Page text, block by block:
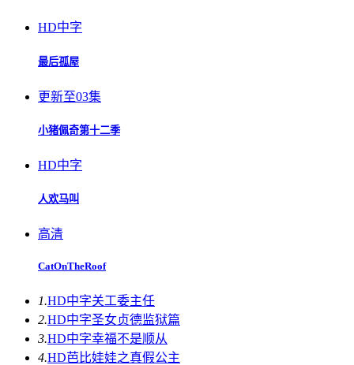
HD中字
最后孤屋
更新至03集
小猪佩奇第十二季
HD中字
人欢马叫
高清
CatOnTheRoof
1.HD中字关工委主任
2.HD中字圣女贞德监狱篇
3.HD中字幸福不是顺从
4.HD芭比娃娃之真假公主